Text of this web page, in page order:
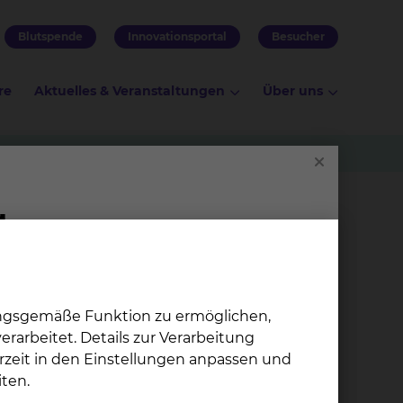
Blutspende Innovationsportal Besucher
Aktuelles & Veranstaltungen Über uns
Funktion zu ermöglichen,
Details zur Verarbeitung
in den Einstellungen anpassen und